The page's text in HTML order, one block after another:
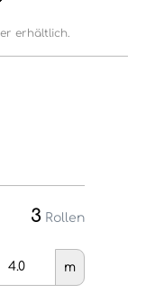
erhältlich.
3 Rollen
m